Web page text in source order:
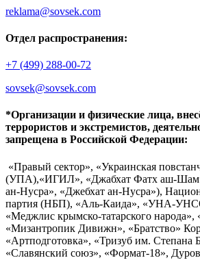
reklama@sovsek.com
Отдел распространения:
+7 (499) 288-00-72
sovsek@sovsek.com
*Организации и физические лица,
террористов и экстремистов,
запрещена в Российской Федерации:
«Правый сектор», «Украинская
(УПА),«ИГИЛ», «Джабхат Фатх аш-
ан-Нусра», «Джебхат ан-Нусра»),
партия (НБП), «Аль-Каида», «УНА-
«Меджлис крымско-татарского
«Мизантропик Дивижн», «Братство»
«Артподготовка», «Тризуб им.
«Славянский союз», «Формат-18»,